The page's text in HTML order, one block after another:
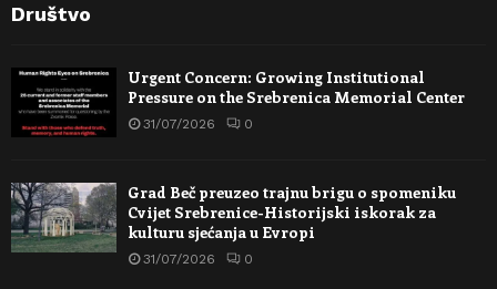
Društvo
Urgent Concern: Growing Institutional
Pressure on the Srebrenica Memorial Center
31/07/2026 0
Grad Beč preuzeo trajnu brigu o spomeniku
Cvijet Srebrenice-Historijski iskorak za
kulturu sjećanja u Evropi
31/07/2026 0